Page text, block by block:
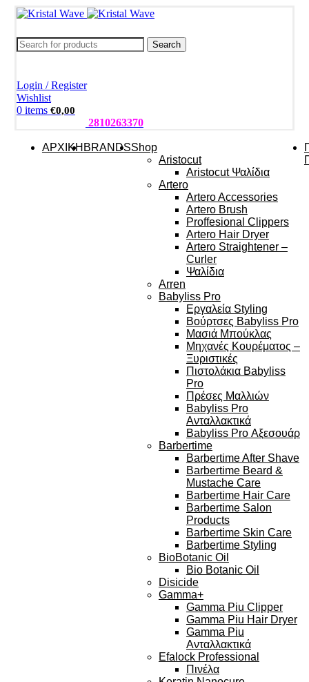
Search
Login / Register
Wishlist
0 items €0,00
2810263370
ΑΡΧΙΚΗ BRANDSShop
Aristocut
Aristocut Ψαλίδια
Artero
Artero Accessories
Artero Brush
Proffesional Clippers
Artero Hair Dryer
Artero Straightener –
Curler
Ψαλίδια
Arren
Babyliss Pro
Εργαλεία Styling
Βούρτσες Babyliss Pro
Μασιά Μπούκλας
Μηχανές Κουρέματος –
Ξυριστικές
Πιστολάκια Babyliss
Pro
Πρέσες Μαλλιών
Babyliss Pro
Ανταλλακτικά
Babyliss Pro Αξεσουάρ
Barbertime
Barbertime After Shave
Barbertime Beard &
Mustache Care
Barbertime Hair Care
Barbertime Salon
Products
Barbertime Skin Care
Barbertime Styling
BioBotanic Oil
Bio Botanic Oil
Disicide
Gamma+
Gamma Piu Clipper
Gamma Piu Hair Dryer
Gamma Piu
Ανταλλακτικά
Efalock Professional
Πινέλα